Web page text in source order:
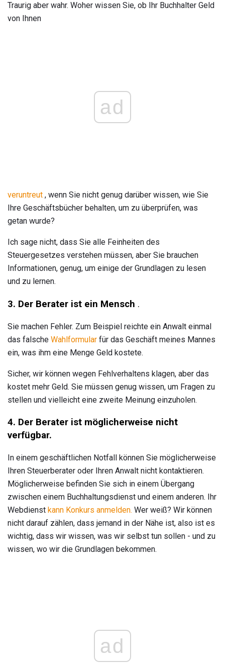
Traurig aber wahr. Woher wissen Sie, ob Ihr Buchhalter Geld
von Ihnen
ad
veruntreut , wenn Sie nicht genug darüber wissen, wie Sie
Ihre Geschäftsbücher behalten, um zu überprüfen, was
getan wurde?
Ich sage nicht, dass Sie alle Feinheiten des
Steuergesetzes verstehen müssen, aber Sie brauchen
Informationen, genug, um einige der Grundlagen zu lesen
und zu lernen.
3. Der Berater ist ein Mensch .
Sie machen Fehler. Zum Beispiel reichte ein Anwalt einmal
das falsche Wahlformular für das Geschäft meines Mannes
ein, was ihm eine Menge Geld kostete.
Sicher, wir können wegen Fehlverhaltens klagen, aber das
kostet mehr Geld. Sie müssen genug wissen, um Fragen zu
stellen und vielleicht eine zweite Meinung einzuholen.
4. Der Berater ist möglicherweise nicht
verfügbar.
In einem geschäftlichen Notfall können Sie möglicherweise
Ihren Steuerberater oder Ihren Anwalt nicht kontaktieren.
Möglicherweise befinden Sie sich in einem Übergang
zwischen einem Buchhaltungsdienst und einem anderen. Ihr
Webdienst kann Konkurs anmelden. Wer weiß? Wir können
nicht darauf zählen, dass jemand in der Nähe ist, also ist es
wichtig, dass wir wissen, was wir selbst tun sollen - und zu
wissen, wo wir die Grundlagen bekommen.
ad